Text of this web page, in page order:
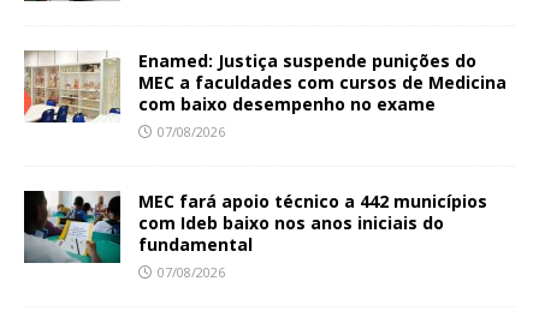
Enamed: Justiça suspende punições do
MEC a faculdades com cursos de Medicina
com baixo desempenho no exame
07/08/2026
MEC fará apoio técnico a 442 municípios
com Ideb baixo nos anos iniciais do
fundamental
07/08/2026